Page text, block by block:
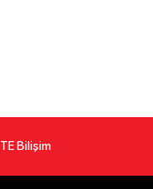
TE Bilişim